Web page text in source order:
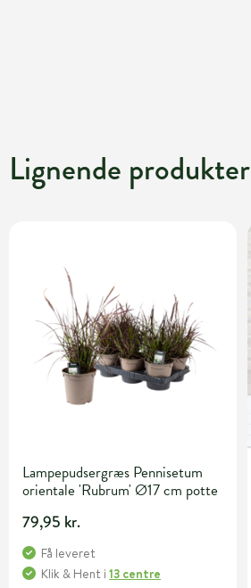
Lignende produkter
Lampepudsergræs Pennisetum
orientale 'Rubrum' Ø17 cm potte
79,95 kr.
Få leveret
Klik & Hent i 13 centre